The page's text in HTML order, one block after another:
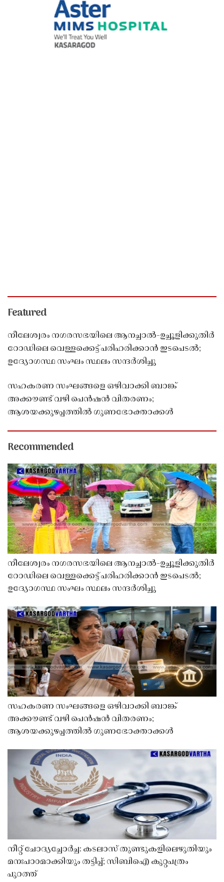
Featured
നീലേശ്വരം നഗരസഭയിലെ ആനച്ചാൽ-ഉച്ചൂളിക്കുതിർ
റോഡിലെ വെള്ളക്കെട്ട് പരിഹരിക്കാൻ ഇടപെടൽ;
ഉദ്യോഗസ്ഥ സംഘം സ്ഥലം സന്ദർശിച്ചു
സഹകരണ സംഘങ്ങളെ ഒഴിവാക്കി ബാങ്ക്
അക്കൗണ്ട് വഴി പെൻഷൻ വിതരണം;
ആശയക്കുഴപ്പത്തിൽ ഗുണഭോക്താക്കൾ
Recommended
നീലേശ്വരം നഗരസഭയിലെ ആനച്ചാൽ-ഉച്ചൂളിക്കുതിർ
റോഡിലെ വെള്ളക്കെട്ട് പരിഹരിക്കാൻ ഇടപെടൽ;
ഉദ്യോഗസ്ഥ സംഘം സ്ഥലം സന്ദർശിച്ചു
സഹകരണ സംഘങ്ങളെ ഒഴിവാക്കി ബാങ്ക്
അക്കൗണ്ട് വഴി പെൻഷൻ വിതരണം;
ആശയക്കുഴപ്പത്തിൽ ഗുണഭോക്താക്കൾ
നീറ്റ് ചോദ്യച്ചോർച്ച: കടലാസ് തുണ്ടുകളിലെഴുതിയും
മനഃപാഠമാക്കിയും തട്ടിപ്പ്; സിബിഐ കുറ്റപത്രം
പുറത്ത്